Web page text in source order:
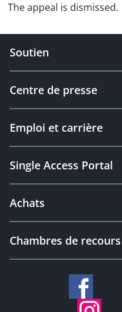
The appeal is dismissed.
Soutien
Centre de presse
Emploi et carrière
Single Access Portal
Achats
Chambres de recours